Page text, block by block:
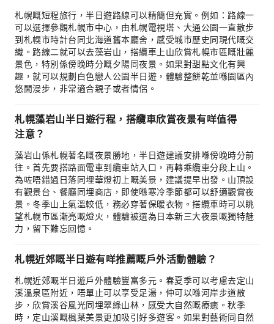
札幌嘅短程旅行，半日遊路線可以精簡但充實。例如：路線一
可以選擇參觀札幌市中心，由札幌電視塔、大通公園一直散步
到札幌市時計台同北海道舊本廳舍，感受城市歷史同現代嘅交
織。路線二就可以去藻岩山，搭纜車上山欣賞札幌市區嘅壯麗
景色，特別係傍晚時分嘅夕陽同夜景。如果對甜點文化有興
趣，就可以規劃白色戀人公園半日遊，體驗整餅乾並喺園區內
悠閒漫步，非常適合親子或者情侶。
札幌藻岩山半日遊行程，搭纜車欣賞夜景有咩值得
注意？
藻岩山係札幌著名嘅夜景勝地，半日遊建議安排喺傍晚時分前
往。首先要搭路面電車到纜車站入口，再轉乘纜車分段上山。
為咗唔錯過日落同埋華燈初上嘅美景，建議提早出發。山頂設
有觀景台、餐廳同埋商店，即使喺寒冷季節都可以舒適觀賞夜
景。冬季山上氣溫較低，務必穿著保暖衣物。搭纜車時可以眺
望札幌市區漸亮嘅燈火，體驗被選為日本新三大夜景嘅獨特魅
力，留下難忘回憶。
札幌近郊嘅半日遊有咩推薦嘅戶外活動體驗？
札幌近郊嘅半日遊戶外體驗豐富多元。春夏季可以考慮去定山
溪溫泉區附近，唔單止可以享受足湯，仲可以喺河岸步道散
步，欣賞溪谷風光同埋翠綠山林，感受大自然嘅療癒。秋季
時，定山溪嘅楓葉美景更加吸引好多遊客。如果對藝術同自然